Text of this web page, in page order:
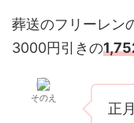
葬送のフリーレン
3000円引きの
そのえ
正